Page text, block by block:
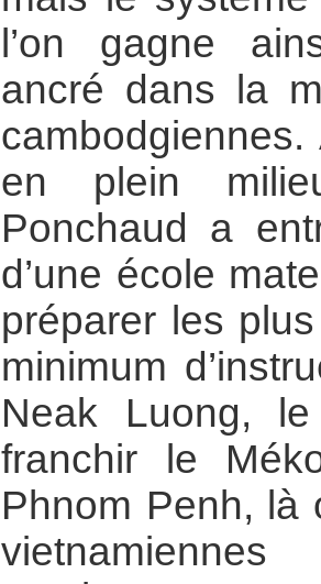
l’on gagne
ancré dans la
en plein
Ponchaud a
d’une école
préparer les
minimum
Neak Luong,
franchir le
Phnom Penh, là